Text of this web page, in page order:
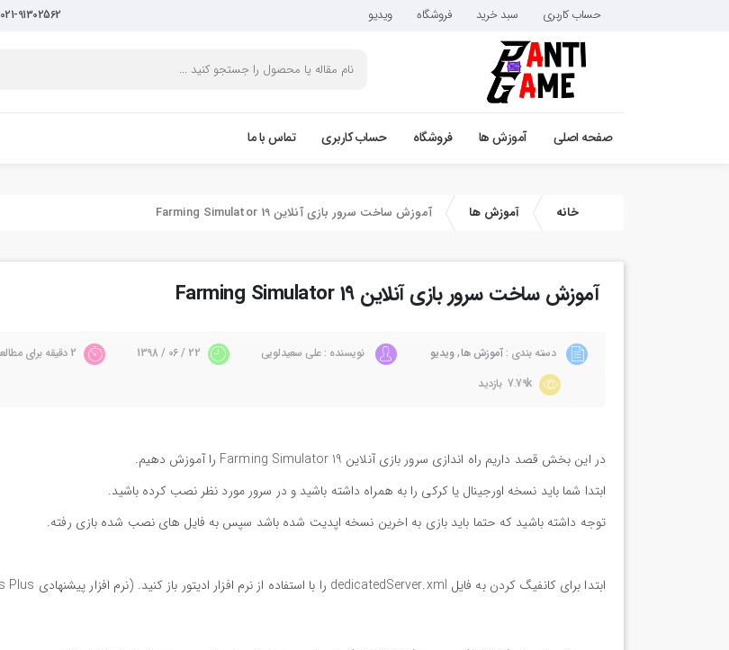
حساب کاربری سبد خرید فروشگاه ویدیو 021-91302562
صفحه اصلی آموزش ها فروشگاه حساب کاربری تماس با ما
خانه آموزش ها آموزش ساخت سرور بازی آنلاین Farming Simulator 19
آموزش ساخت سرور بازی آنلاین Farming Simulator 19
دسته بندی :آموزش ها,ویدیو نویسنده : علی سعیدلویی
7.79k بازدید
در این بخش قصد داریم راه اندازی سرور بازی آنلاین Farming Simulator 19 را آموزش دهیم.
ابتدا شما باید نسخه اورجینال یا کرکی را به همراه داشته باشید و در سرور مورد نظر نصب کرده باشید.
توجه داشته باشید که حتما باید بازی به اخرین نسخه اپدیت شده باشد سپس به فایل های نصب شده بازی رفته.
ابتدا برای کانفیگ کردن به فایل dedicatedServer.xml را با استفاده از نرم افزار ادیتور باز کنید. (نرم افزار پیشنهادی NotePad Plus Plus)